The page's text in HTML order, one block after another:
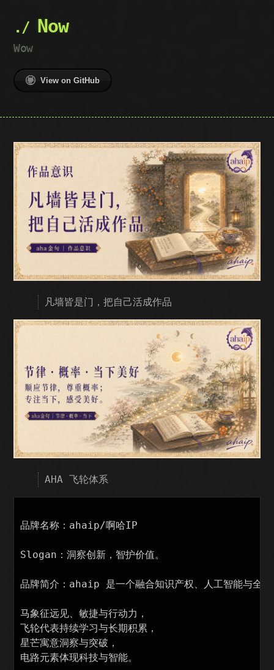
Now
Wow
View on GitHub
凡墙皆是门，把自己活成作品
AHA 飞轮体系
品牌名称：ahaip/啊哈IP
Slogan：洞察创新，智护价值。
品牌简介：ahaip 是一个融合知识产权、人工智能与全球
马象征远见、敏捷与行动力，
飞轮代表持续学习与长期积累，
星芒寓意洞察与突破，
电路元素体现科技与智能。